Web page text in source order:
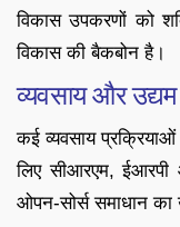
विकास उपकरणों को
विकास की बैकबोन है।
व्यवसाय और
कई व्यवसाय
लिए सीआरएम,
ओपन-सोर्स समाधान